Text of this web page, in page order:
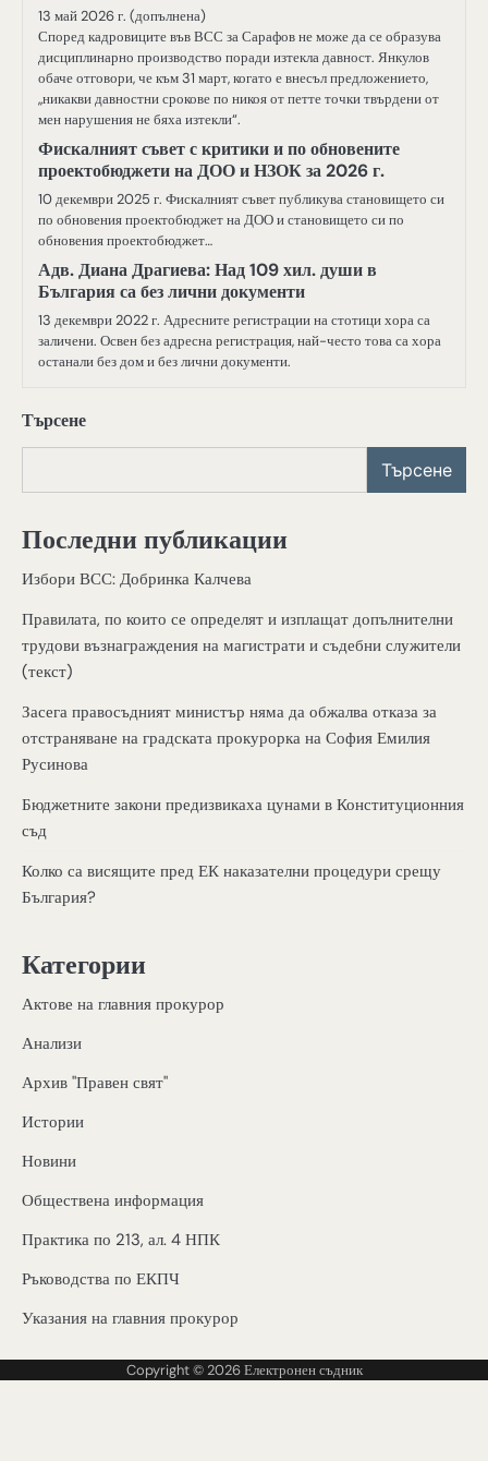
13 май 2026 г. (допълнена)
Според кадровиците във ВСС за Сарафов не може да се образува
дисциплинарно производство поради изтекла давност. Янкулов
обаче отговори, че към 31 март, когато е внесъл предложението,
„никакви давностни срокове по никоя от петте точки твърдени от
мен нарушения не бяха изтекли“.
Фискалният съвет с критики и по обновените
проектобюджети на ДОО и НЗОК за 2026 г.
10 декември 2025 г. Фискалният съвет публикува становището си
по обновения проектобюджет на ДОО и становището си по
обновения проектобюджет…
Адв. Диана Драгиева: Над 109 хил. души в
България са без лични документи
13 декември 2022 г. Адресните регистрации на стотици хора са
заличени. Освен без адресна регистрация, най-често това са хора
останали без дом и без лични документи.
Търсене
Търсене
Последни публикации
Избори ВСС: Добринка Калчева
Правилата, по които се определят и изплащат допълнителни
трудови възнаграждения на магистрати и съдебни служители
(текст)
Засега правосъдният министър няма да обжалва отказа за
отстраняване на градската прокурорка на София Емилия
Русинова
Бюджетните закони предизвикаха цунами в Конституционния
съд
Колко са висящите пред ЕК наказателни процедури срещу
България?
Категории
Актове на главния прокурор
Анализи
Архив "Правен свят"
Истории
Новини
Обществена информация
Практика по 213, ал. 4 НПК
Ръководства по ЕКПЧ
Указания на главния прокурор
Copyright © 2026Електронен съдник